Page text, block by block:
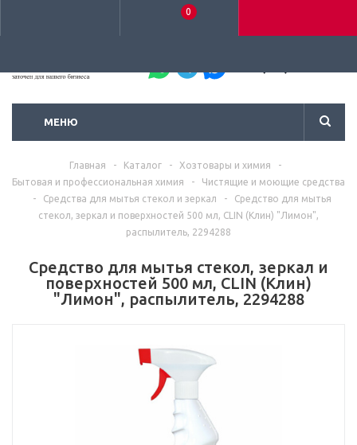
0
МЕНЮ
Главная - Каталог - Хозтовары и химия
-
Бытовая и профессиональная химия
-
Чистящие и моющие средства
-
Средства для мытья стекол и зеркал -
Средство для мытья
стекол, зеркал и поверхностей 500 мл, CLIN (Клин) "Лимон",
распылитель, 2294288
Средство для мытья стекол, зеркал и
поверхностей 500 мл, CLIN (Клин)
"Лимон", распылитель, 2294288